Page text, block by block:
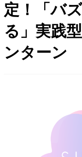
定！「バ
る」実践
ンターン